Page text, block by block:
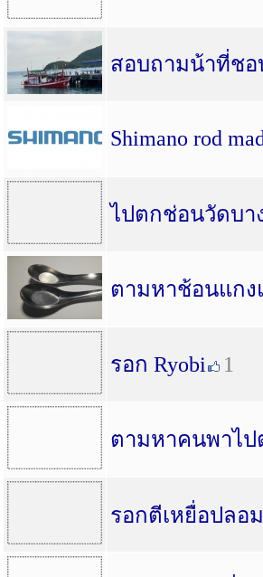
สอบถามน้าที่ชอ
Shimano rod
ไปตกช่อนวัดบา
ตามหาช้อนแก
รอก Ryobi 1
ตามหาคนพาไ
รอกตีเหยื่อปลอ